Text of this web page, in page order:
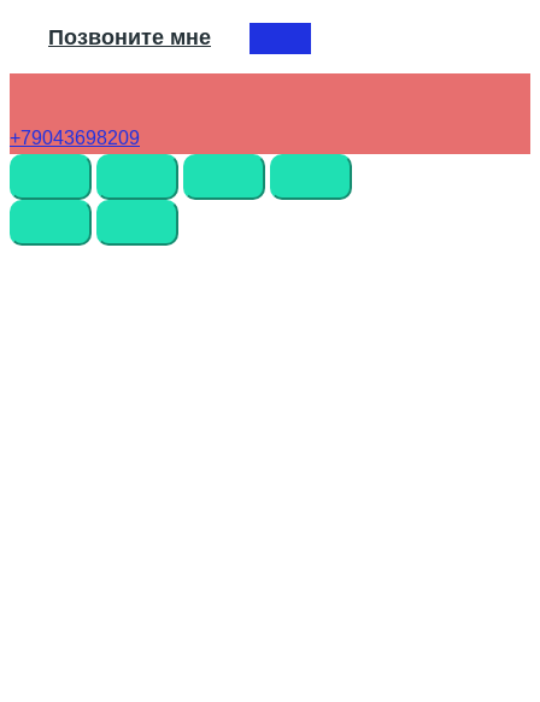
Позвоните мне
+79043698209